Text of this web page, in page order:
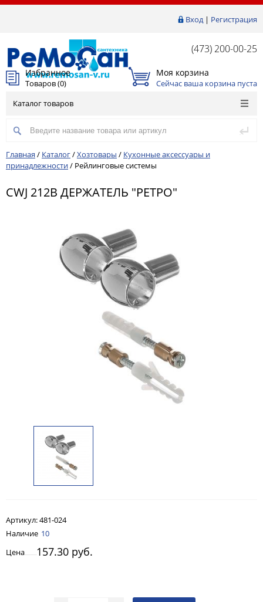
Вход| Регистрация
(473) 200-00-25
Избранное
Товаров (0)
Моя корзина
Сейчас ваша корзина пуста
Каталог товаров
Главная / Каталог/Хозтовары / Кухонные аксессуары и
принадлежности/ Рейлинговые системы
CWJ 212B ДЕРЖАТЕЛЬ "РЕТРО"
Артикул:481-024
Наличие 10
Цена
157.30 руб.